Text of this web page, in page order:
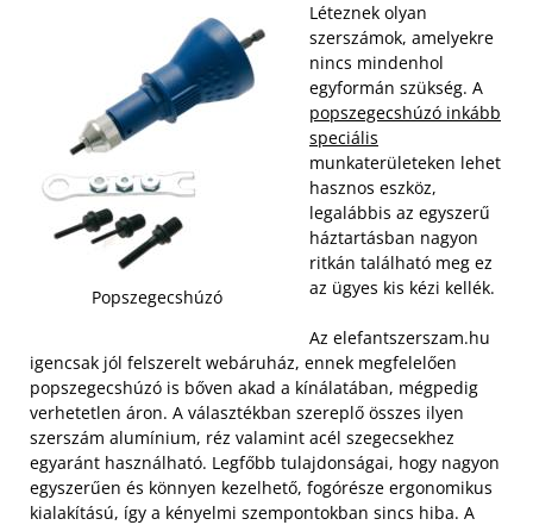
Popszegecshúzó
Léteznek olyan
szerszámok, amelyekre
nincs mindenhol
egyformán szükség. A
popszegecshúzó inkább
speciális
munkaterületeken lehet
hasznos eszköz,
legalábbis az egyszerű
háztartásban nagyon
ritkán található meg ez
az ügyes kis kézi kellék.
Az elefantszerszam.hu
igencsak jól felszerelt webáruház, ennek megfelelően
popszegecshúzó is bőven akad a kínálatában, mégpedig
verhetetlen áron. A választékban szereplő összes ilyen
szerszám alumínium, réz valamint acél szegecsekhez
egyaránt használható. Legfőbb tulajdonságai, hogy nagyon
egyszerűen és könnyen kezelhető, fogórésze ergonomikus
kialakítású, így a kényelmi szempontokban sincs hiba. A